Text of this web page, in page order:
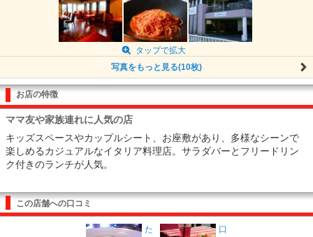
タップで拡大
写真をもっと見る(10枚)
お店の特徴
ママ友や家族連れに人気の店
キッズスペースやカップルシート、お座敷があり、多様なシーンで
楽しめるカジュアルなイタリア料理店。サラダバーとフリードリン
ク付きのランチが人気。
この店舗への口コミ
た 口